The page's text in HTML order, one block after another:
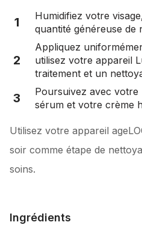
1
Humidifiez votre
quantité généreuse de
2
Appliquez
utilisez votre appareil
traitement et un
3
Poursuivez avec
sérum et votre crème
Utilisez votre appareil
soir comme étape de
soins.
Ingrédients